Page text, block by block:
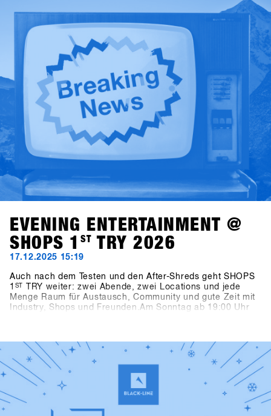
Mittelpunkt und geht der Frage nach, wie unterschiedliche
Contests Konsumenten, Kultur und die Zukunft des
Snowboardens beeinflussen. Am Dienstag richtet sich der
Blick auf Medien und Storytelling: Wer erzählt heute die
Geschichten des Snowboardens – und warum ist das für
das Business relevant?Klar und fokussiert moderiert von
Alba Pardo liefern die Talks echte Insights, offene
Diskussionen und Perspektiven, die die Snowboarding-
Industrie und den Handel bewegen.
EVENING ENTERTAINMENT @
SHOPS 1
ST TRY 2026
17.12.2025 15:19
Auch nach dem Testen und den After-Shreds geht SHOPS
1 ST
TRY weiter: zwei Abende, zwei Locations und jede
Menge Raum für Austausch, Community und gute Zeit mit
Industry, Shops und Freunden.Am Sonntag ab 19:00 Uhr
MDS und das Bowling for Boards Turnier sorgen für einen
unterhaltsamen Abend – inklusive der Chance auf starke
Preise.Am Montag ab 21:00 Uhr übernehmen zwei echte
Snowboarding-Legenden die Decks: Fredi Kalbermatten
und Gogo Gossner sind DJ Fredi K & DJock Norris. Im
Kosis Pub (Hotel Kosis, Fügen) geht es auf eine
musikalische Reise durch Old-School Hip-Hop, Funk und